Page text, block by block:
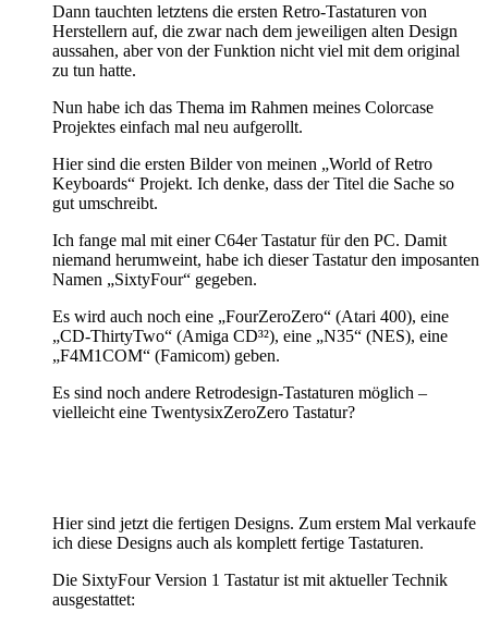
Dann tauchten letztens die ersten Retro-Tastaturen von
Herstellern auf, die zwar nach dem jeweiligen alten Design
aussahen, aber von der Funktion nicht viel mit dem original
zu tun hatte.
Nun habe ich das Thema im Rahmen meines Colorcase
Projektes einfach mal neu aufgerollt.
Hier sind die ersten Bilder von meinen „World of Retro
Keyboards“ Projekt. Ich denke, dass der Titel die Sache so
gut umschreibt.
Ich fange mal mit einer C64er Tastatur für den PC. Damit
niemand herumweint, habe ich dieser Tastatur den imposanten
Namen „SixtyFour“ gegeben.
Es wird auch noch eine „FourZeroZero“ (Atari 400), eine
„CD-ThirtyTwo“ (Amiga CD³²), eine „N35“ (NES), eine
„F4M1COM“ (Famicom) geben.
Es sind noch andere Retrodesign-Tastaturen möglich –
vielleicht eine TwentysixZeroZero Tastatur?
Hier sind jetzt die fertigen Designs. Zum erstem Mal verkaufe
ich diese Designs auch als komplett fertige Tastaturen.
Die SixtyFour Version 1 Tastatur ist mit aktueller Technik
ausgestattet: